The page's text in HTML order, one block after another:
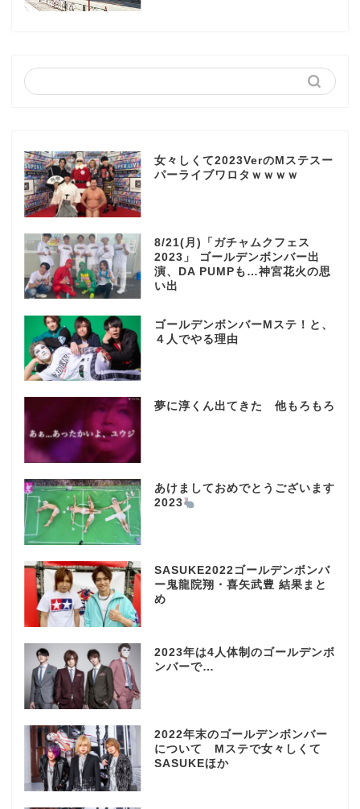
女々しくて2023VerのMステスー
パーライブワロタｗｗｗｗ
8/21(月)「ガチャムクフェス
2023」 ゴールデンボンバー出
演、DA PUMPも…神宮花火の思
い出
ゴールデンボンバーMステ！と、
４人でやる理由
夢に淳くん出てきた 他もろもろ
あけましておめでとうございます
2023
SASUKE2022ゴールデンボンバ
ー鬼龍院翔・喜矢武豊 結果まと
め
2023年は4人体制のゴールデンボ
ンバーで…
2022年末のゴールデンボンバー
について Mステで女々しくて
SASUKEほか